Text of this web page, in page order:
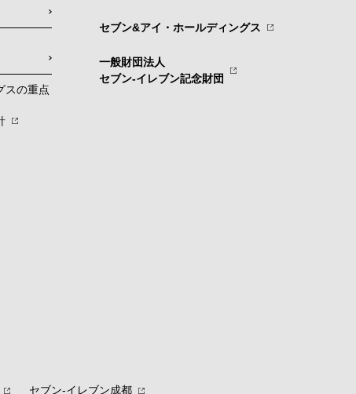
スの重点
セブン&アイ・ホールディングス
一般財団法人
セブン-イレブン記念財団
セブン‐イレブン成都